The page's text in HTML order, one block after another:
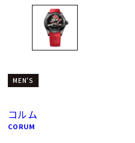
MEN'S
コルム
CORUM